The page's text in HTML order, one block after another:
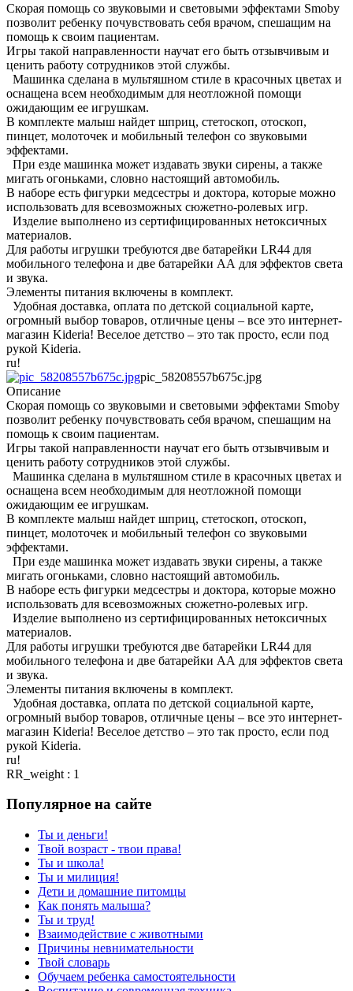
Скорая помощь со звуковыми и световыми эффектами Smoby
позволит ребенку почувствовать себя врачом, спешащим на
помощь к своим пациентам.
Игры такой направленности научат его быть отзывчивым и
ценить работу сотрудников этой службы.
Машинка сделана в мультяшном стиле в красочных цветах и
оснащена всем необходимым для неотложной помощи
ожидающим ее игрушкам.
В комплекте малыш найдет шприц, стетоскоп, отоскоп,
пинцет, молоточек и мобильный телефон со звуковыми
эффектами.
При езде машинка может издавать звуки сирены, а также
мигать огоньками, словно настоящий автомобиль.
В наборе есть фигурки медсестры и доктора, которые можно
использовать для всевозможных сюжетно-ролевых игр.
Изделие выполнено из сертифицированных нетоксичных
материалов.
Для работы игрушки требуются две батарейки LR44 для
мобильного телефона и две батарейки АА для эффектов света
и звука.
Элементы питания включены в комплект.
Удобная доставка, оплата по детской социальной карте,
огромный выбор товаров, отличные цены – все это интернет-
магазин Kideria! Веселое детство – это так просто, если под
рукой Kideria.
ru!
pic_58208557b675c.jpg
Описание
Скорая помощь со звуковыми и световыми эффектами Smoby
позволит ребенку почувствовать себя врачом, спешащим на
помощь к своим пациентам.
Игры такой направленности научат его быть отзывчивым и
ценить работу сотрудников этой службы.
Машинка сделана в мультяшном стиле в красочных цветах и
оснащена всем необходимым для неотложной помощи
ожидающим ее игрушкам.
В комплекте малыш найдет шприц, стетоскоп, отоскоп,
пинцет, молоточек и мобильный телефон со звуковыми
эффектами.
При езде машинка может издавать звуки сирены, а также
мигать огоньками, словно настоящий автомобиль.
В наборе есть фигурки медсестры и доктора, которые можно
использовать для всевозможных сюжетно-ролевых игр.
Изделие выполнено из сертифицированных нетоксичных
материалов.
Для работы игрушки требуются две батарейки LR44 для
мобильного телефона и две батарейки АА для эффектов света
и звука.
Элементы питания включены в комплект.
Удобная доставка, оплата по детской социальной карте,
огромный выбор товаров, отличные цены – все это интернет-
магазин Kideria! Веселое детство – это так просто, если под
рукой Kideria.
ru!
RR_weight : 1
Популярное на сайте
Ты и деньги!
Твой возраст - твои права!
Ты и школа!
Ты и милиция!
Дети и домашние питомцы
Как понять малыша?
Ты и труд!
Взаимодействие с животными
Причины невнимательности
Твой словарь
Обучаем ребенка самостоятельности